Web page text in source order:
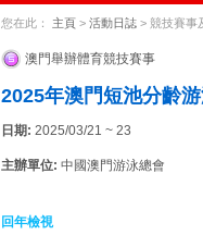
您在此： 主頁 > 活動日誌 > 競技賽事
澳門舉辦體育競技賽事
2025年澳門短池分齡
日期: 2025/03/21 ~ 23
主辦單位: 中國澳門游泳總會
回年檢視